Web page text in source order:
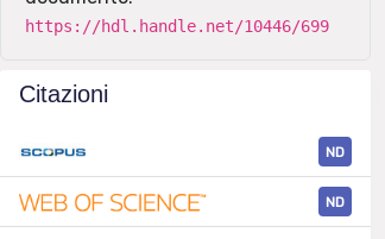
https://hdl.handle.net/10446/699
Citazioni
ND
ND